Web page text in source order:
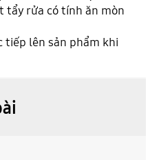
tẩy rửa có tính ăn mòn
lên sản phẩm khi